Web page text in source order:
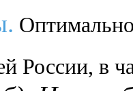
России, в